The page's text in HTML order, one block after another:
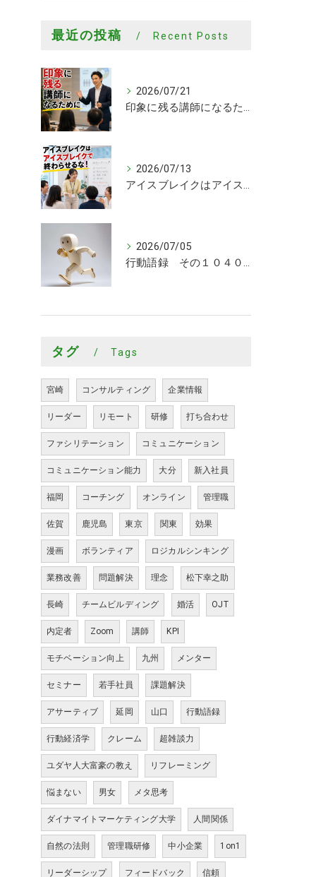
最近の投稿 Recent Posts
2026/07/21
印象に残る講師になるために
2026/07/13
アイスブレイクはアイスブレイクで終わらせるな！
2026/07/05
行動語録 その１０４０ 行動あるのみ！
タグ Tags
宮崎 コンサルティング 企業情報
リーダー リモート 研修 打ち合わせ
ファシリテーション コミュニケーション
コミュニケーション能力 大分 新入社員
福岡 コーチング オンライン 管理職
佐賀 鹿児島 東京 関東 効果
漫画 ボランティア ロジカルシンキング
業務改善 問題解決 理念 松下幸之助
長崎 チームビルディング 婚活 OJT
内定者 Zoom 講師 KPI
モチベーション向上 九州 メンター
セミナー 若手社員 課題解決
アサーティブ 延岡 山口 行動語録
行動経済学 クレーム 超雑談力
ユダヤ人大富豪の教え リフレーミング
悩まない 男女 メタ思考
ダイナマイトマーケティング大学 人間関係
自然の法則 管理職研修 中小企業 1on1
リーダーシップ フィードバック 信頼